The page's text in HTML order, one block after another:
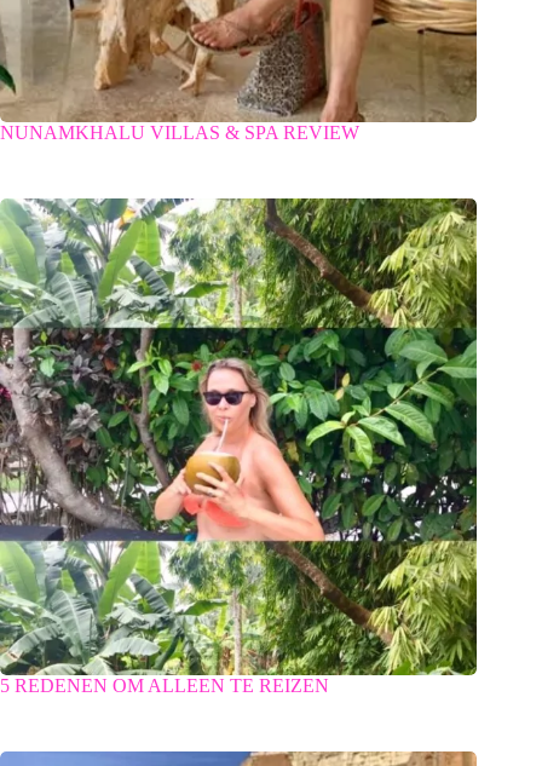
NUNAMKHALU VILLAS & SPA REVIEW
5 REDENEN OM ALLEEN TE REIZEN